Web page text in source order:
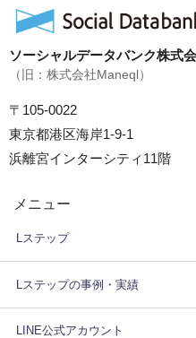
ソーシャルデータバンク株式
（旧：株式会社Maneql）
〒105-0022
東京都港区海岸1-9-1
浜離宮インターシティ11階
メニュー
Lステップ
Lステップの事例・実績
LINE公式アカウント